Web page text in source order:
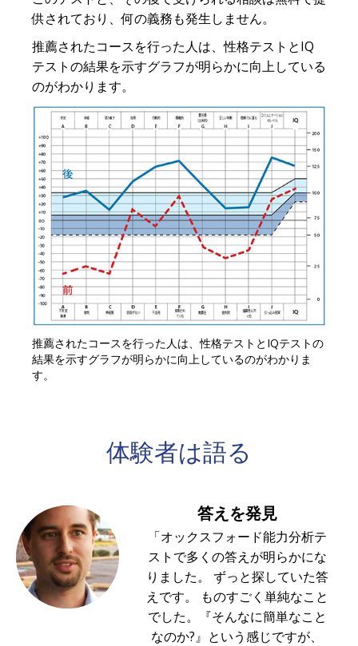
供されており、何の義務も発生しません。
推薦されたコースを行った人は、性格テストとIQ
テストの結果を示すグラフが明らかに向上している
のがわかります。
推薦されたコースを行った人は、性格テストとIQテストの
結果を示すグラフが明らかに向上しているのがわかりま
す。
体験者は語る
答えを発見
「オックスフォード能力分析テ
ストで多くの答えが明らかにな
りました。 ずっと探していた答
えです。 ものすごく単純なこと
でした。『そんなに簡単なこと
なのか?』という感じですが、